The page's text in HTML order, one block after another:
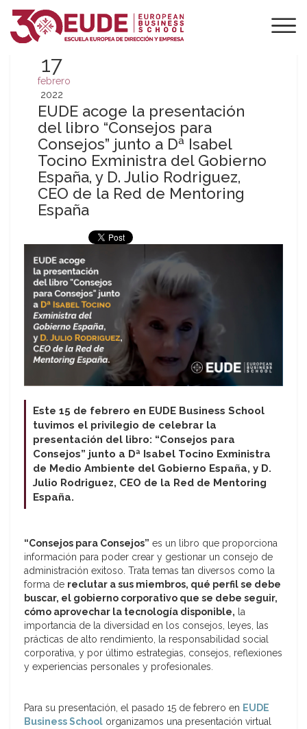
17
febrero
2022
EUDE acoge la presentación
del libro “Consejos para
Consejos” junto a Dª Isabel
Tocino Exministra del Gobierno
España, y D. Julio Rodriguez,
CEO de la Red de Mentoring
España
Este 15 de febrero en EUDE Business School
tuvimos el privilegio de celebrar la
presentación del libro: “Consejos para
Consejos” junto a Dª Isabel Tocino Exministra
de Medio Ambiente del Gobierno España, y D.
Julio Rodriguez, CEO de la Red de Mentoring
España.
“Consejos para Consejos” es un libro que proporciona
información para poder crear y gestionar un consejo de
administración exitoso. Trata temas tan diversos como la
forma de reclutar a sus miembros, qué perfil se debe
buscar, el gobierno corporativo que se debe seguir,
cómo aprovechar la tecnología disponible, la
importancia de la diversidad en los consejos, leyes, las
prácticas de alto rendimiento, la responsabilidad social
corporativa, y por último estrategias, consejos, reflexiones
y experiencias personales y profesionales.
Para su presentación, el pasado 15 de febrero en EUDE
Business School organizamos una presentación virtual